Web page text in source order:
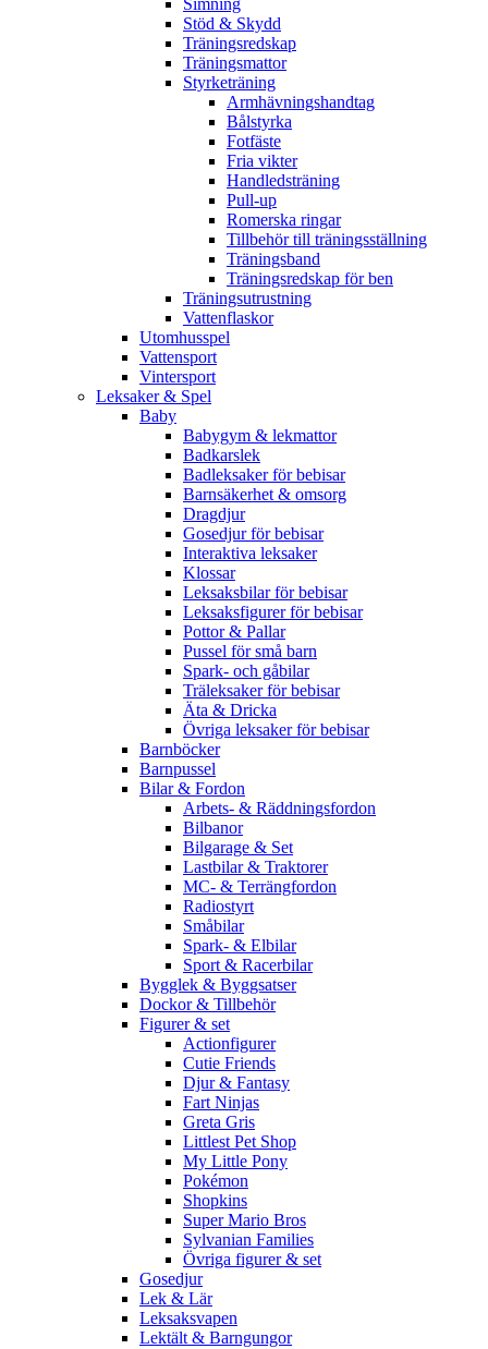
Simning
Stöd & Skydd
Träningsredskap
Träningsmattor
Styrketräning
Armhävningshandtag
Bålstyrka
Fotfäste
Fria vikter
Handledsträning
Pull-up
Romerska ringar
Tillbehör till träningsställning
Träningsband
Träningsredskap för ben
Träningsutrustning
Vattenflaskor
Utomhusspel
Vattensport
Vintersport
Leksaker & Spel
Baby
Babygym & lekmattor
Badkarslek
Badleksaker för bebisar
Barnsäkerhet & omsorg
Dragdjur
Gosedjur för bebisar
Interaktiva leksaker
Klossar
Leksaksbilar för bebisar
Leksaksfigurer för bebisar
Pottor & Pallar
Pussel för små barn
Spark- och gåbilar
Träleksaker för bebisar
Äta & Dricka
Övriga leksaker för bebisar
Barnböcker
Barnpussel
Bilar & Fordon
Arbets- & Räddningsfordon
Bilbanor
Bilgarage & Set
Lastbilar & Traktorer
MC- & Terrängfordon
Radiostyrt
Småbilar
Spark- & Elbilar
Sport & Racerbilar
Bygglek & Byggsatser
Dockor & Tillbehör
Figurer & set
Actionfigurer
Cutie Friends
Djur & Fantasy
Fart Ninjas
Greta Gris
Littlest Pet Shop
My Little Pony
Pokémon
Shopkins
Super Mario Bros
Sylvanian Families
Övriga figurer & set
Gosedjur
Lek & Lär
Leksaksvapen
Lektält & Barngungor